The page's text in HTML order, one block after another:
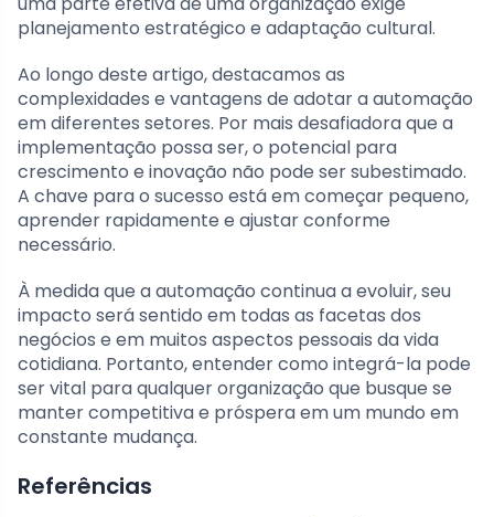
planejamento estratégico e adaptação cultural.
Ao longo deste artigo, destacamos as
complexidades e vantagens de adotar a automação
em diferentes setores. Por mais desafiadora que a
implementação possa ser, o potencial para
crescimento e inovação não pode ser subestimado.
A chave para o sucesso está em começar pequeno,
aprender rapidamente e ajustar conforme
necessário.
À medida que a automação continua a evoluir, seu
impacto será sentido em todas as facetas dos
negócios e em muitos aspectos pessoais da vida
cotidiana. Portanto, entender como integrá-la pode
ser vital para qualquer organização que busque se
manter competitiva e próspera em um mundo em
constante mudança.
Referências